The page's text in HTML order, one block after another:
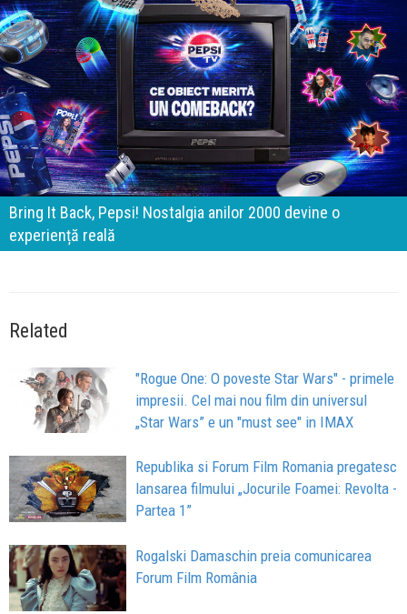
Bring It Back, Pepsi! Nostalgia anilor 2000 devine o
experiență reală
Related
"Rogue One: O poveste Star Wars" - primele
impresii. Cel mai nou film din universul
„Star Wars” e un "must see" in IMAX
Republika si Forum Film Romania pregatesc
lansarea filmului „Jocurile Foamei: Revolta -
Partea 1”
Rogalski Damaschin preia comunicarea
Forum Film România